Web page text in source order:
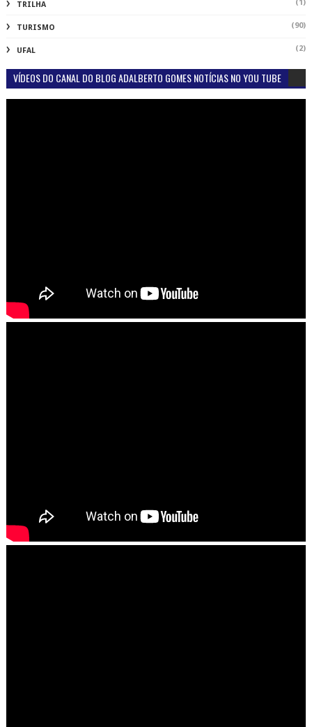
TRILHA (1)
TURISMO (90)
UFAL (2)
VÍDEOS DO CANAL DO BLOG ADALBERTO GOMES NOTÍCIAS NO YOU TUBE